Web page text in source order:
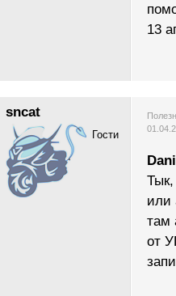
13
sncat
Гости
Тык,
или
там
от